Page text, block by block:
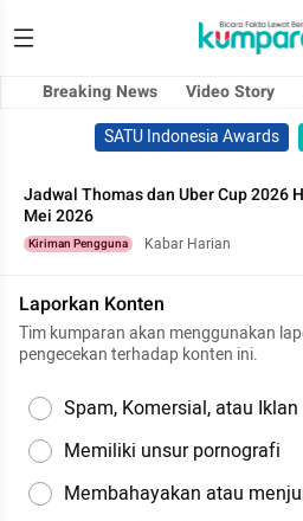
Breaking News Video Story
SATU Indonesia Awards
Jadwal Thomas dan Uber Cup 2026
Mei 2026
Kiriman Pengguna Kabar Harian
Laporkan Konten
Tim kumparan akan menggunakan
pengecekan terhadap konten ini.
Spam, Komersial, atau Iklan
Memiliki unsur pornografi
Membahayakan atau